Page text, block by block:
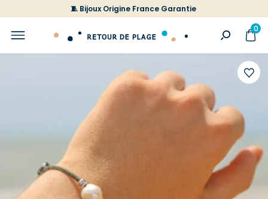
🧵 Bijoux Origine France Garantie
0
votre
liste